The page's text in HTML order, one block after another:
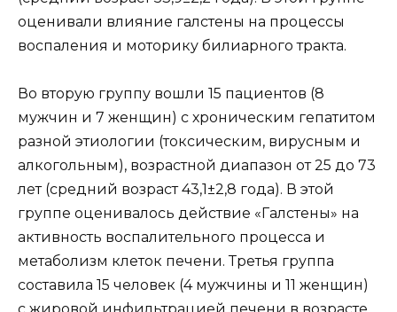
оценивали влияние галстены на процессы
воспаления и моторику билиарного тракта.
Во вторую группу вошли 15 пациентов (8
мужчин и 7 женщин) с хроническим гепатитом
разной этиологии (токсическим, вирусным и
алкогольным), возрастной диапазон от 25 до 73
лет (средний возраст 43,1±2,8 года). В этой
группе оценивалось действие «Галстены» на
активность воспалительного процесса и
метаболизм клеток печени. Третья группа
составила 15 человек (4 мужчины и 11 женщин)